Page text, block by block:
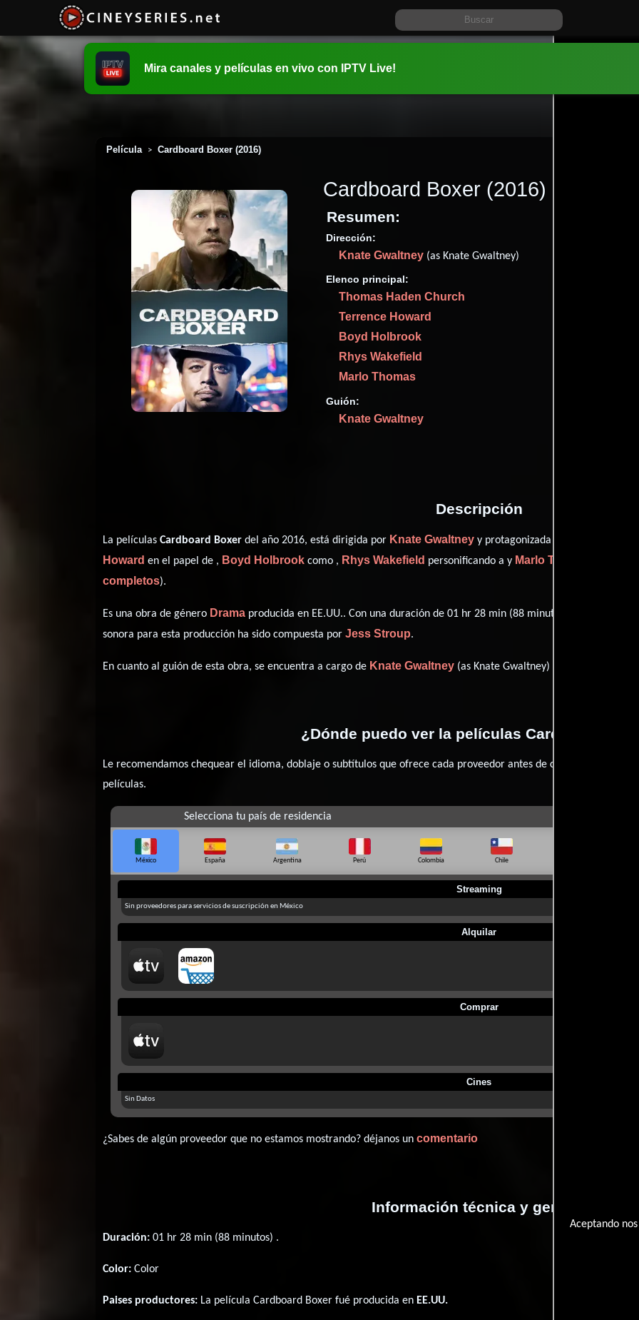
Aceptando
Mira canales y películas en vivo con IPTV Live!
Película > Cardboard Boxer (2016)
Cardboard Boxer (2016)
Resumen:
Dirección:
Knate Gwaltney (as Knate Gwaltney)
Elenco principal:
Thomas Haden Church
Terrence Howard
Boyd Holbrook
Rhys Wakefield
Marlo Thomas
Guión:
Knate Gwaltney
Descripción
La películasCardboard Boxer del año 2016, está dirigida por Knate Gwaltney y protagonizada por
Howard en el papel de , Boyd Holbrook como , Rhys Wakefield personificando a y Marlo Thomas
completos).
Es una obra de género Drama producida en EE.UU.. Con una duración de 01 hr 28 min (88 minutos), esta
sonora para esta producción ha sido compuesta porJess Stroup.
En cuanto al guión de esta obra, se encuentra a cargo de Knate Gwaltney (as Knate Gwaltney)
¿Dónde puedo ver la películas Cardboard
Le recomendamos chequear el idioma, doblaje o subtítulos que ofrece cada proveedor antes de comprar,
películas.
Selecciona tu país de residencia
México España Argentina Perú Colombia Chile
Streaming
Sin proveedores para servicios de suscripción en México
Alquilar
Comprar
Cines
Sin Datos
¿Sabes de algún proveedor que no estamos mostrando? déjanos uncomentario
Información técnica y general
Duración: 01 hr 28 min (88 minutos) .
Color: Color
Paises productores: La película Cardboard Boxer fué producida en EE.UU.